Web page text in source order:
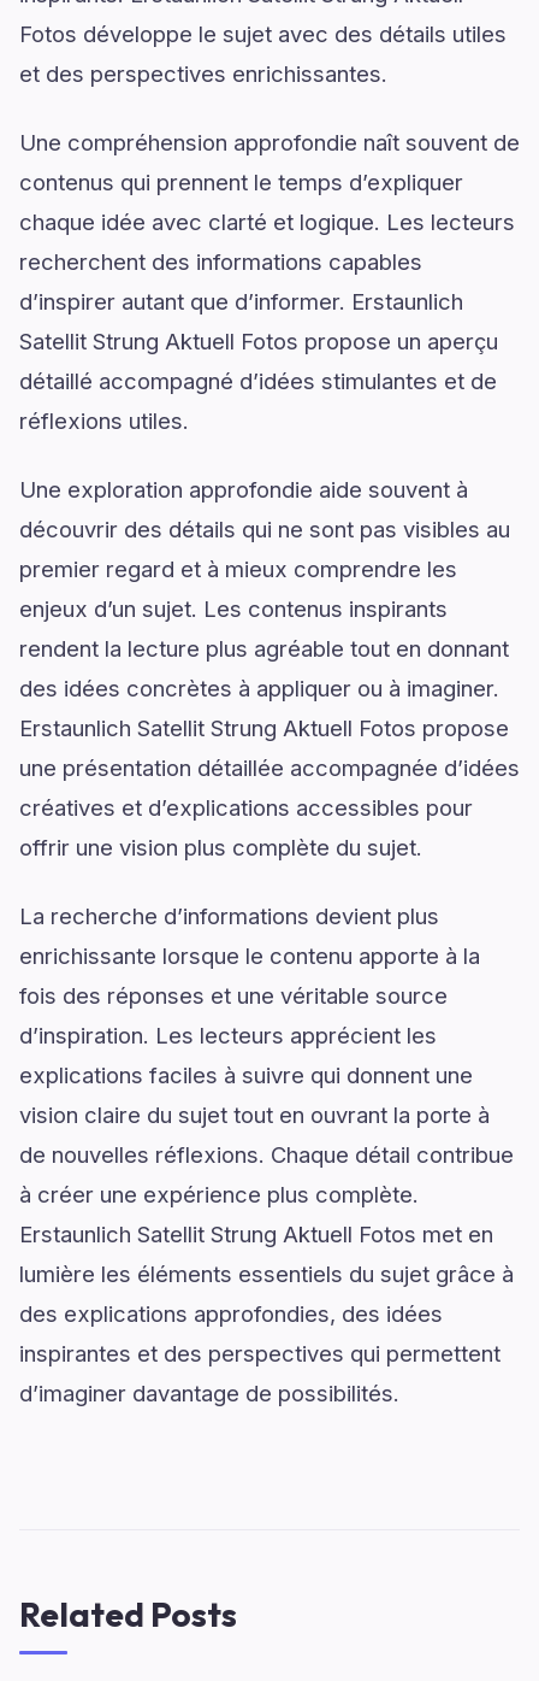
Fotos développe le sujet avec des détails utiles
et des perspectives enrichissantes.
Une compréhension approfondie naît souvent de
contenus qui prennent le temps d’expliquer
chaque idée avec clarté et logique. Les lecteurs
recherchent des informations capables
d’inspirer autant que d’informer. Erstaunlich
Satellit Strung Aktuell Fotos propose un aperçu
détaillé accompagné d’idées stimulantes et de
réflexions utiles.
Une exploration approfondie aide souvent à
découvrir des détails qui ne sont pas visibles au
premier regard et à mieux comprendre les
enjeux d’un sujet. Les contenus inspirants
rendent la lecture plus agréable tout en donnant
des idées concrètes à appliquer ou à imaginer.
Erstaunlich Satellit Strung Aktuell Fotos propose
une présentation détaillée accompagnée d’idées
créatives et d’explications accessibles pour
offrir une vision plus complète du sujet.
La recherche d’informations devient plus
enrichissante lorsque le contenu apporte à la
fois des réponses et une véritable source
d’inspiration. Les lecteurs apprécient les
explications faciles à suivre qui donnent une
vision claire du sujet tout en ouvrant la porte à
de nouvelles réflexions. Chaque détail contribue
à créer une expérience plus complète.
Erstaunlich Satellit Strung Aktuell Fotos met en
lumière les éléments essentiels du sujet grâce à
des explications approfondies, des idées
inspirantes et des perspectives qui permettent
d’imaginer davantage de possibilités.
Related Posts